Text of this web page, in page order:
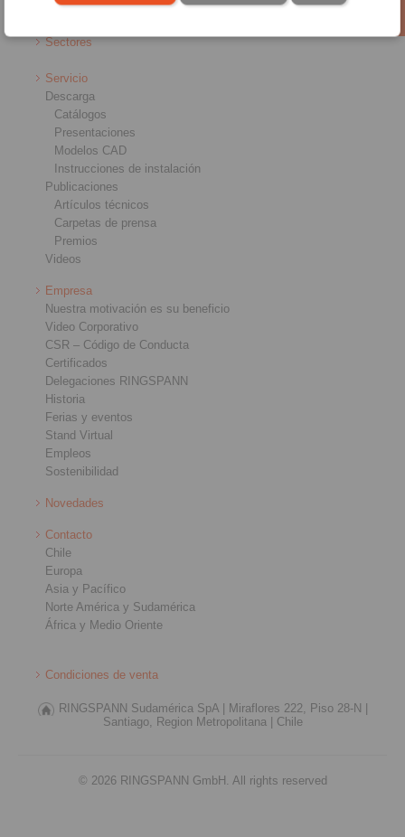
Sistemas de control remoto
Sectores
Servicio
Descarga
Catálogos
Presentaciones
Modelos CAD
Instrucciones de instalación
Publicaciones
Artículos técnicos
Carpetas de prensa
Premios
Videos
Empresa
Nuestra motivación es su beneficio
Video Corporativo
CSR – Código de Conducta
Certificados
Delegaciones RINGSPANN
Historia
Ferias y eventos
Stand Virtual
Empleos
Sostenibilidad
Novedades
Contacto
Chile
Europa
Asia y Pacífico
Norte América y Sudamérica
África y Medio Oriente
Condiciones de venta
RINGSPANN Sudamérica SpA |
Miraflores 222, Piso 28-N |
Santiago, Region Metropolitana |
Chile
© 2026 RINGSPANN GmbH. All rights reserved